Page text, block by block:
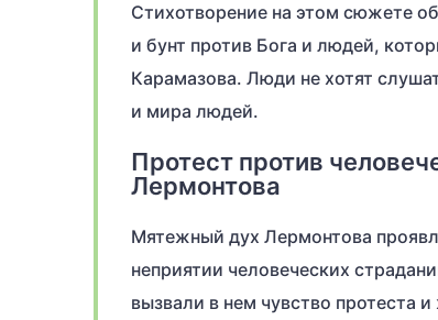
Стихотворение на этом сюжете
и бунт против Бога и людей,
Карамазова. Люди не хотят
и мира людей.
Протест против
Лермонтова
Мятежный дух Лермонтова
неприятии человеческих
вызвали в нем чувство протеста